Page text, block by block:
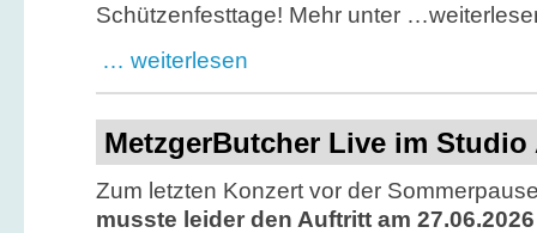
Schützenfesttage! Mehr unter
… weiterlesen
MetzgerButcher Live im Studio
Zum letzten Konzert vor der
musste leider den Auftritt am